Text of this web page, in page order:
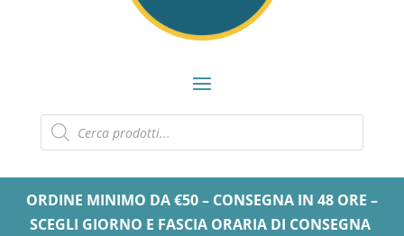
Products
search
ORDINE MINIMO DA €50 – CONSEGNA IN 48 ORE –
SCEGLI GIORNO E FASCIA ORARIA DI CONSEGNA